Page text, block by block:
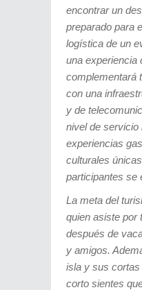
encontrar un
preparado para
logística de un
una experiencia
complementará
con una
y de
nivel de servicio
experiencias
culturales
participantes se
La meta del
quien asiste por
después de
y amigos.
isla y sus
corto sientes